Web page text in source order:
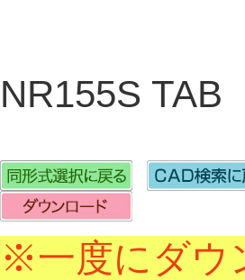
NR155S
※一度にダウ